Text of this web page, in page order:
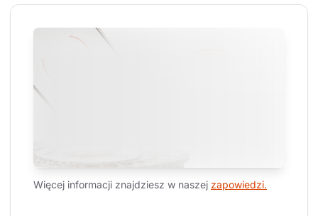
Więcej informacji znajdziesz w naszej zapowiedzi.